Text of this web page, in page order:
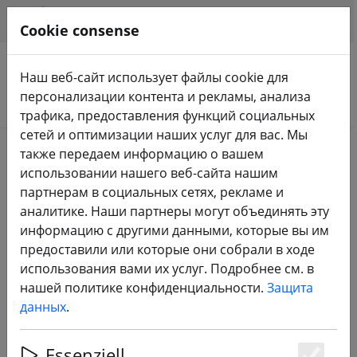
Поиск продуктов
Home Магазин DJI
DJI
114 Products
Unterkategorien
Cookie consense
Наш веб-сайт использует файлы cookie для
персонализации контента и рекламы, анализа
трафика, предоставления функций социальных
сетей и оптимизации наших услуг для вас. Мы
также передаем информацию о вашем
использовании нашего веб-сайта нашим
партнерам в социальных сетях, рекламе и
аналитике. Наши партнеры могут объединять эту
информацию с другими данными, которые вы им
предоставили или которые они собрали в ходе
использования вами их услуг. Подробнее см. в
нашей политике конфиденциальности. Защита
данных.